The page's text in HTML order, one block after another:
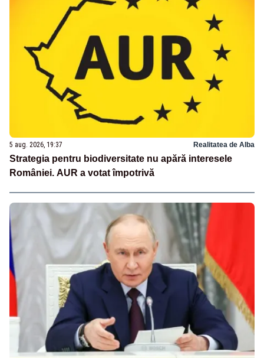
5 aug. 2026, 19:37 Realitatea de Alba
Strategia pentru biodiversitate nu apără interesele
României. AUR a votat împotrivă